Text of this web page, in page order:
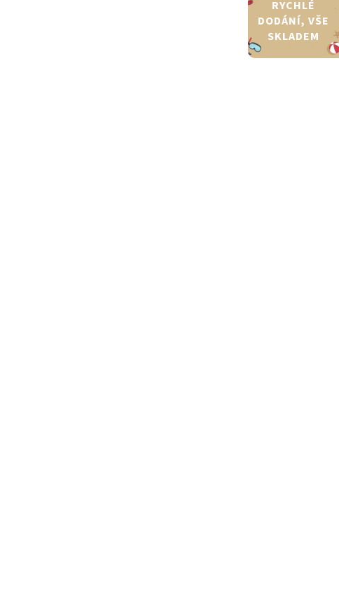
RYCHLÉ
DODÁNÍ, VŠE
SKLADEM